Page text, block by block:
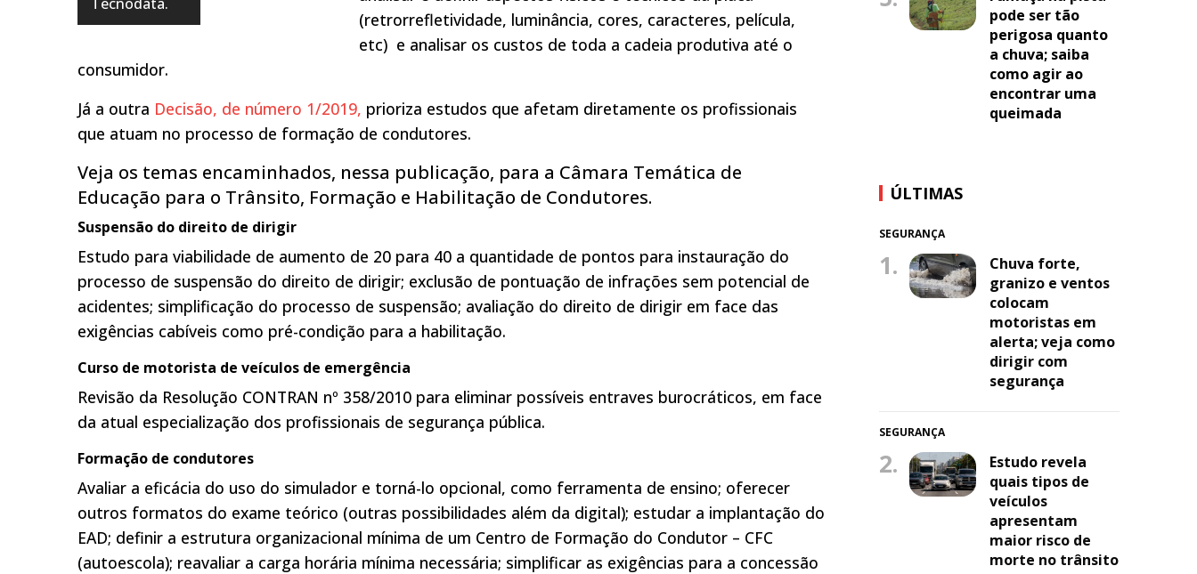
(retrorrefletividade, luminância, cores, caracteres, película,
etc) e analisar os custos de toda a cadeia produtiva até o
consumidor.
Já a outra Decisão, de número 1/2019, prioriza estudos que afetam diretamente os profissionais
que atuam no processo de formação de condutores.
Veja os temas encaminhados, nessa publicação, para a Câmara Temática de
Educação para o Trânsito, Formação e Habilitação de Condutores.
Suspensão do direito de dirigir
Estudo para viabilidade de aumento de 20 para 40 a quantidade de pontos para instauração do
processo de suspensão do direito de dirigir; exclusão de pontuação de infrações sem potencial de
acidentes; simplificação do processo de suspensão; avaliação do direito de dirigir em face das
exigências cabíveis como pré-condição para a habilitação.
Curso de motorista de veículos de emergência
Revisão da Resolução CONTRAN nº 358/2010 para eliminar possíveis entraves burocráticos, em face
da atual especialização dos profissionais de segurança pública.
Formação de condutores
Avaliar a eficácia do uso do simulador e torná-lo opcional, como ferramenta de ensino; oferecer
outros formatos do exame teórico (outras possibilidades além da digital); estudar a implantação do
EAD; definir a estrutura organizacional mínima de um Centro de Formação do Condutor – CFC
(autoescola); reavaliar a carga horária mínima necessária; simplificar as exigências para a concessão
pode ser tão
perigosa quanto
a chuva; saiba
como agir ao
encontrar uma
queimada
ÚLTIMAS
SEGURANÇA
1.
Chuva forte,
granizo e ventos
colocam
motoristas em
alerta; veja como
dirigir com
segurança
SEGURANÇA
2.
Estudo revela
quais tipos de
veículos
apresentam
maior risco de
morte no trânsito